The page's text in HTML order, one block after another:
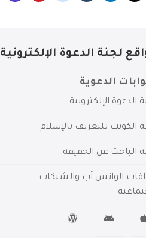
لجنة الدعوة الإلكترونية
الدعوية
الدعوة الإلكترونية
الكويت للتعريف بالإسلام
الباحث عن الحقيقة
الواتس آب والشبكات